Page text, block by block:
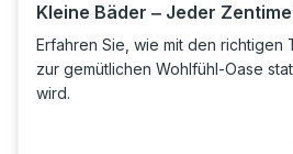
Kleine Bäder ‒ Jeder
Erfahren Sie, wie mit den richtigen
zur gemütlichen Wohlfühl-Oase
wird.